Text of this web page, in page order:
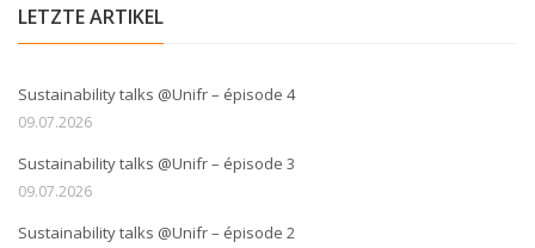
LETZTE ARTIKEL
Sustainability talks @Unifr – épisode 4
09.07.2026
Sustainability talks @Unifr – épisode 3
09.07.2026
Sustainability talks @Unifr – épisode 2